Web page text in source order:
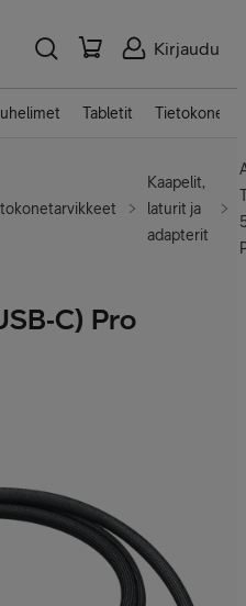
Kirjaudu
Tabletit Tietokoneet
Kaapelit,
laturit ja
adapterit
Pro